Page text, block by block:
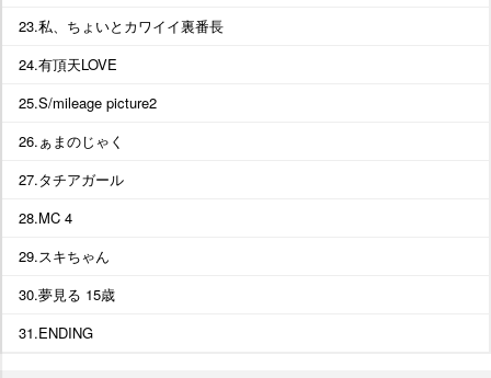
23.私、ちょいとカワイイ裏番長
24.有頂天LOVE
25.S/mileage picture2
26.ぁまのじゃく
27.タチアガール
28.MC 4
29.スキちゃん
30.夢見る 15歳
31.ENDING